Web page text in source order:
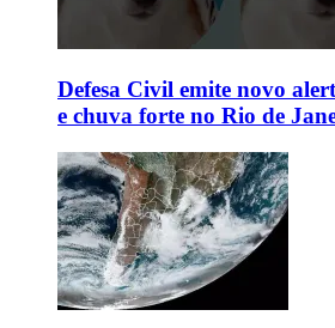
Defesa Civil emite novo
e chuva forte no Rio de